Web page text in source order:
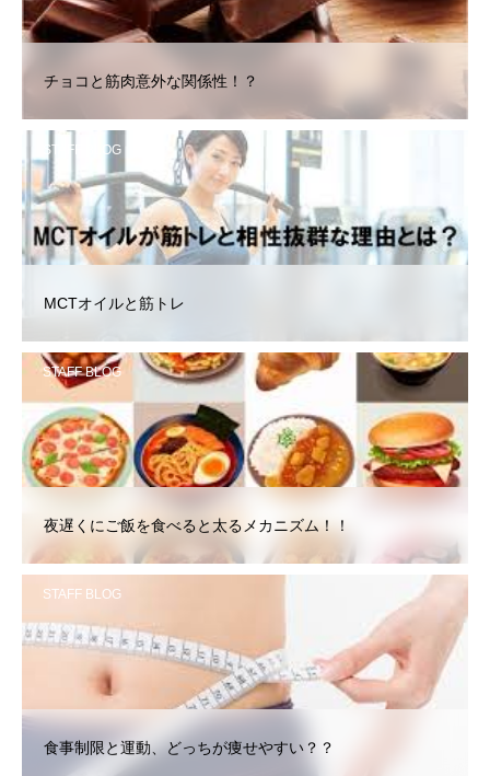
チョコと筋肉意外な関係性！？
STAFF BLOG
MCTオイルと筋トレ
STAFF BLOG
夜遅くにご飯を食べると太るメカニズム！！
STAFF BLOG
食事制限と運動、どっちが痩せやすい？？